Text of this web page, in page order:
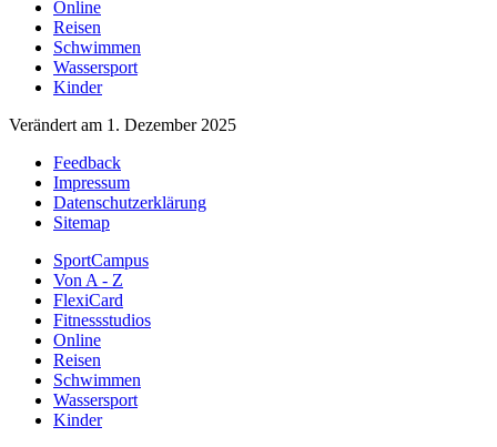
Online
Reisen
Schwimmen
Wassersport
Kinder
Verändert am 1. Dezember 2025
Feedback
Impressum
Datenschutzerklärung
Sitemap
SportCampus
Von A - Z
FlexiCard
Fitnessstudios
Online
Reisen
Schwimmen
Wassersport
Kinder